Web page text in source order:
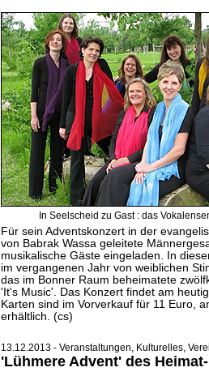
In Seelscheid zu Gast : das
Für sein Adventskonzert in der
von Babrak Wassa geleitete
musikalische Gäste eingeladen. In
im vergangenen Jahr von weiblichen
das im Bonner Raum beheimatete
'It's Music'. Das Konzert findet am
Karten sind im Vorverkauf für 11 Euro,
erhältlich. (cs)
13.12.2013 - Veranstaltungen, Kulturelles,
'Lühmere Advent' des